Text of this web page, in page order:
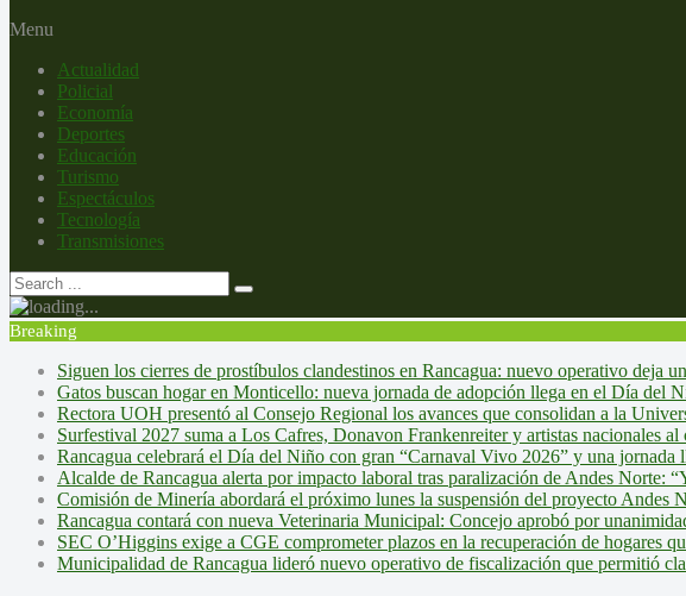
Menu
Actualidad
Policial
Economía
Deportes
Educación
Turismo
Espectáculos
Tecnología
Transmisiones
Breaking
Siguen los cierres de prostíbulos clandestinos en Rancagua: nuevo operativo deja
Gatos buscan hogar en Monticello: nueva jornada de adopción llega en el Día del
Rectora UOH presentó al Consejo Regional los avances que consolidan a la
Surfestival 2027 suma a Los Cafres, Donavon Frankenreiter y artistas nacionales al
Rancagua celebrará el Día del Niño con gran “Carnaval Vivo 2026” y una jornada
Alcalde de Rancagua alerta por impacto laboral tras paralización de Andes Norte:
Comisión de Minería abordará el próximo lunes la suspensión del proyecto Andes
Rancagua contará con nueva Veterinaria Municipal: Concejo aprobó por
SEC O’Higgins exige a CGE comprometer plazos en la recuperación de hogares
Municipalidad de Rancagua lideró nuevo operativo de fiscalización que permitió